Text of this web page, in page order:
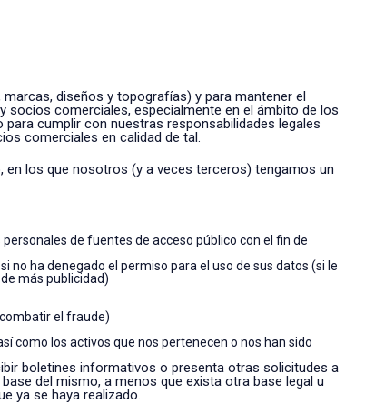
diseños y topografías) y para mantener el
comerciales, especialmente en el ámbito de los
cumplir con nuestras responsabilidades legales
comerciales en calidad de tal.
los que nosotros (y a veces terceros) tengamos un
de fuentes de acceso público con el fin de
ha denegado el permiso para el uso de sus datos (si le
más publicidad)
el fraude)
como los activos que nos pertenecen o nos han sido
boletines informativos o presenta otras solicitudes a
del mismo, a menos que exista otra base legal u
ya se haya realizado.